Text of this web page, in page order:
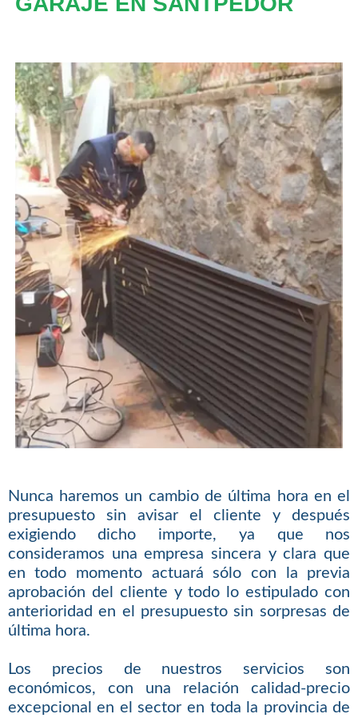
Nunca haremos un cambio de última hora en el
presupuesto sin avisar el cliente y después
exigiendo dicho importe, ya que nos
consideramos una empresa sincera y clara que
en todo momento actuará sólo con la previa
aprobación del cliente y todo lo estipulado con
anterioridad en el presupuesto sin sorpresas de
última hora.
Los precios de nuestros servicios son
económicos, con una relación calidad-precio
excepcional en el sector en toda la provincia de